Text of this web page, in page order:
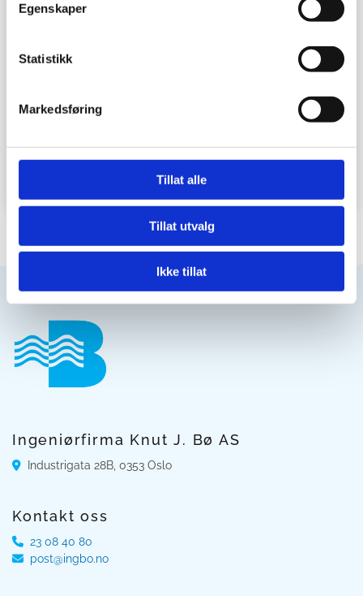
Egenskaper
Statistikk
Markedsføring
Tillat alle
Tillat utvalg
Ikke tillat
Ingeniørfirma Knut J. Bø AS
 Industrigata 28B, 0353 Oslo
Kontakt oss
 23 08 40 80
 post@ingbo.no